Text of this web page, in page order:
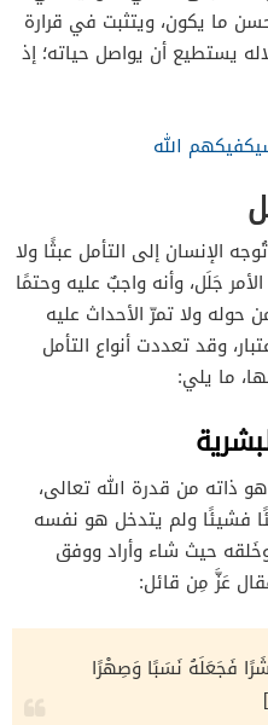
ما يكون، ويتثبت في قرارة
يستطيع أن يواصل حياته؛ إذ
الله
الإنسان إلى التأمل عبثًا ولا
جَلَل، وأنه واجبٌ عليه وحتمًا
ولا تمرّ الأحداث عليه
وقد تعددت أنواع التأمل
ما يلي:
ذاته من قدرة الله تعالى،
فشيئًا ولم يتدخل هو نفسه
حيث شاء وأراد ووفق
عَزَّ مِن قائل:
فَجَعَلَهُ نَسَبًا وَصِهْرًا